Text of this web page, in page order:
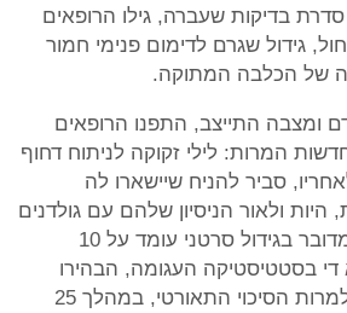
בדיקות שעברה, גילו הרופאים
גידול שגרם לדימום פנימי חמור
של הכלבה המתוקה.
ומצבה התייצב, התפנו הרופאים
המרות: לילי זקוקה לניתוח דחוף
סביר להניח שיישארו לה
היות ולאור הניסיון שלהם עם גולדנים
אחרים, הסיכוי שלא מדובר בגידול סרטני עומד על 10
בסטטיסטיקה העגומה, הבהירו
הרופאים לבעלים כי למרות הסיכוי התאורטי, במהלך 25